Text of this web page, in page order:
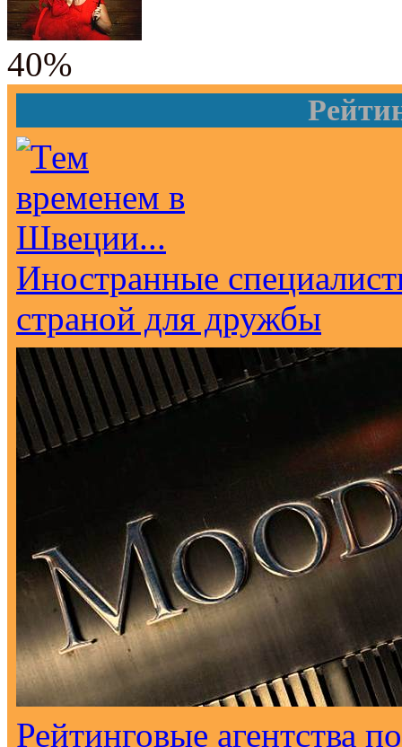
40%
Иностранные
страной для дружбы
Рейтинговые агентства